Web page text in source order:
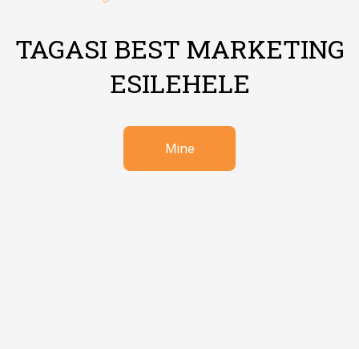
TAGASI BEST MARKETING
ESILEHELE
Mine